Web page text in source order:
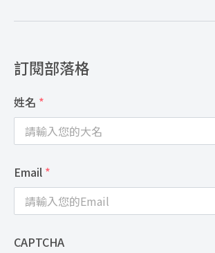
訂閱部落格
姓名 *
Email *
CAPTCHA